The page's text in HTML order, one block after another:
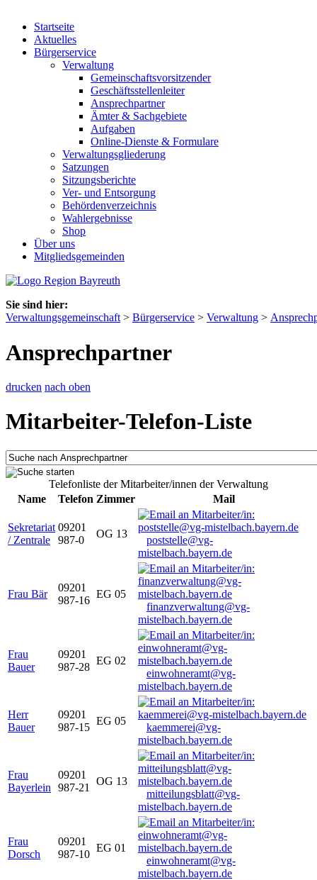
Startseite
Aktuelles
Bürgerservice
Verwaltung
Gemeinschaftsvorsitzender
Geschäftsstellenleiter
Ansprechpartner
Ämter & Sachgebiete
Aufgaben
Online-Dienste & Formulare
Verwaltungsgliederung
Satzungen
Sitzungsberichte
Ver- und Entsorgung
Behördenverzeichnis
Wahlergebnisse
Shop
Über uns
Mitgliedsgemeinden
Sie sind hier:
Verwaltungsgemeinschaft > Bürgerservice > Verwaltung >
Ansprechpartner
drucken nach oben
Mitarbeiter-Telefon-Liste
Telefonliste der Mitarbeiter/innen der Verwaltung
Name
Telefon Zimmer Mail
Sekretariat
/ Zentrale
09201
987-0
OG 13
poststelle@vg-
mistelbach.bayern.de
Frau Bär
09201
987-16
EG 05
finanzverwaltung@vg-
mistelbach.bayern.de
Frau
Bauer
09201
987-28
EG 02
einwohneramt@vg-
mistelbach.bayern.de
Herr
Bauer
09201
987-15
EG 05
kaemmerei@vg-
mistelbach.bayern.de
Frau
Bayerlein
09201
987-21
OG 13
mitteilungsblatt@vg-
mistelbach.bayern.de
Frau
Dorsch
09201
987-10
EG 01
einwohneramt@vg-
mistelbach.bayern.de